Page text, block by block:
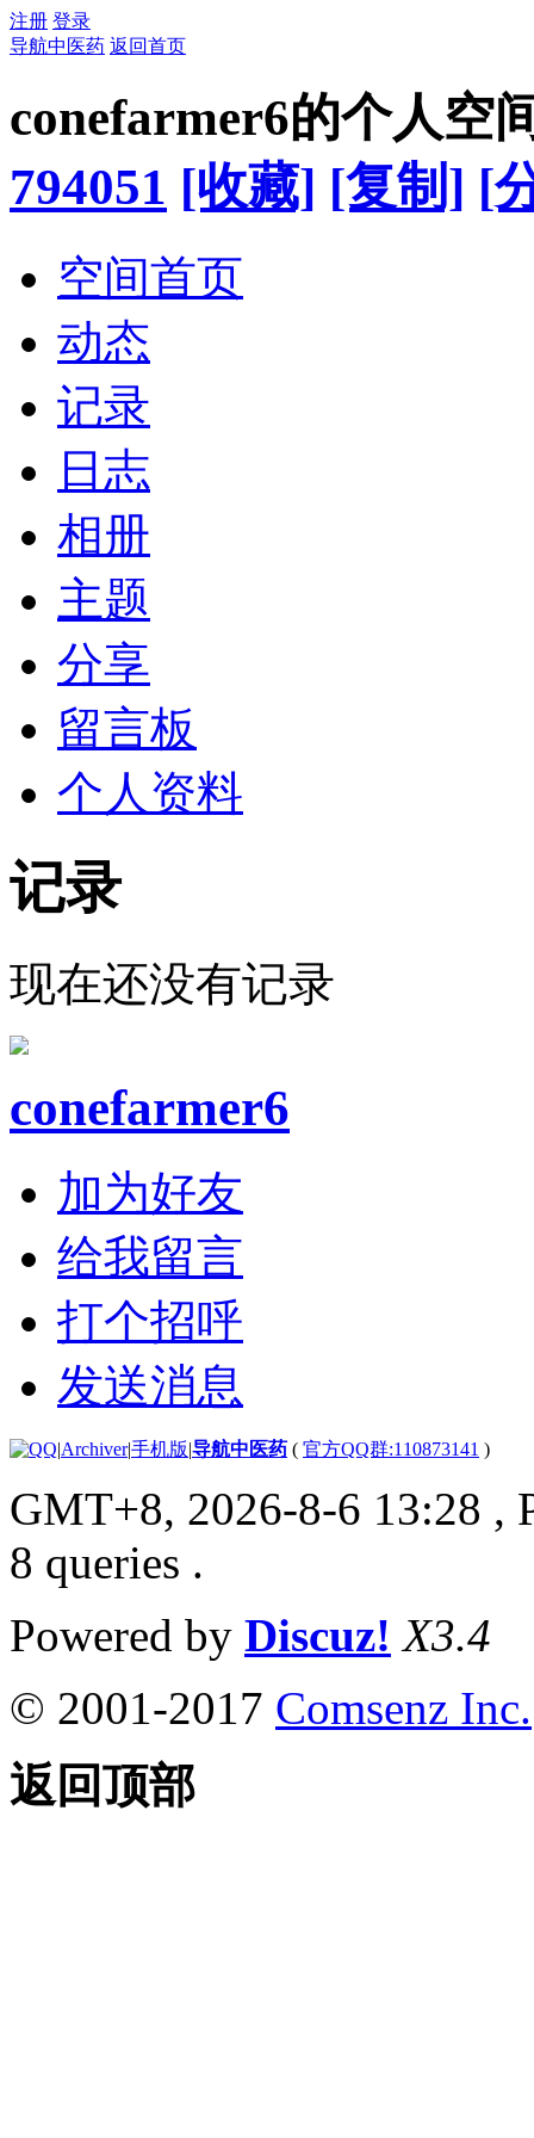
注册 登录
导航中医药 返回首页
conefarmer6的个人空
794051 [收藏] [复制] [
空间首页
动态
记录
日志
相册
主题
分享
留言板
个人资料
记录
现在还没有记录
conefarmer6
加为好友
给我留言
打个招呼
发送消息
|Archiver|手机版|导航中医药 ( 官方QQ群:110873141 )
GMT+8, 2026-8-6 13:28 ,
8 queries .
Powered by Discuz! X3.4
© 2001-2017 Comsenz Inc.
返回顶部